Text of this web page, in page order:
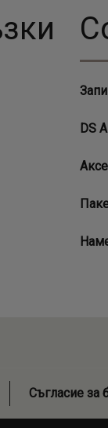
DS
Съгласие за